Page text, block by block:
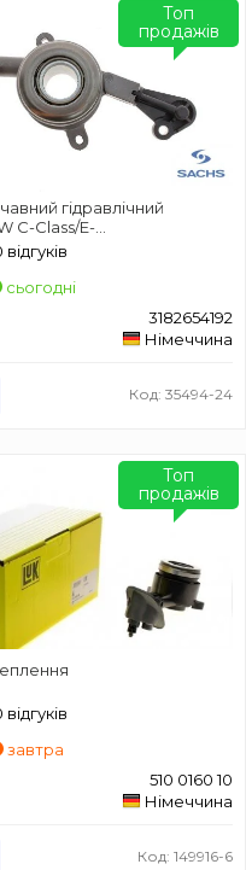
гідравлічний
C-Class/E-
"1,6-3,0 "01>>
відгуків
сьогодні
3182654192
Німеччина
Код: 35494-24
Топ
продажів
відгуків
завтра
510 0160 10
Німеччина
Код: 149916-6
Топ
продажів